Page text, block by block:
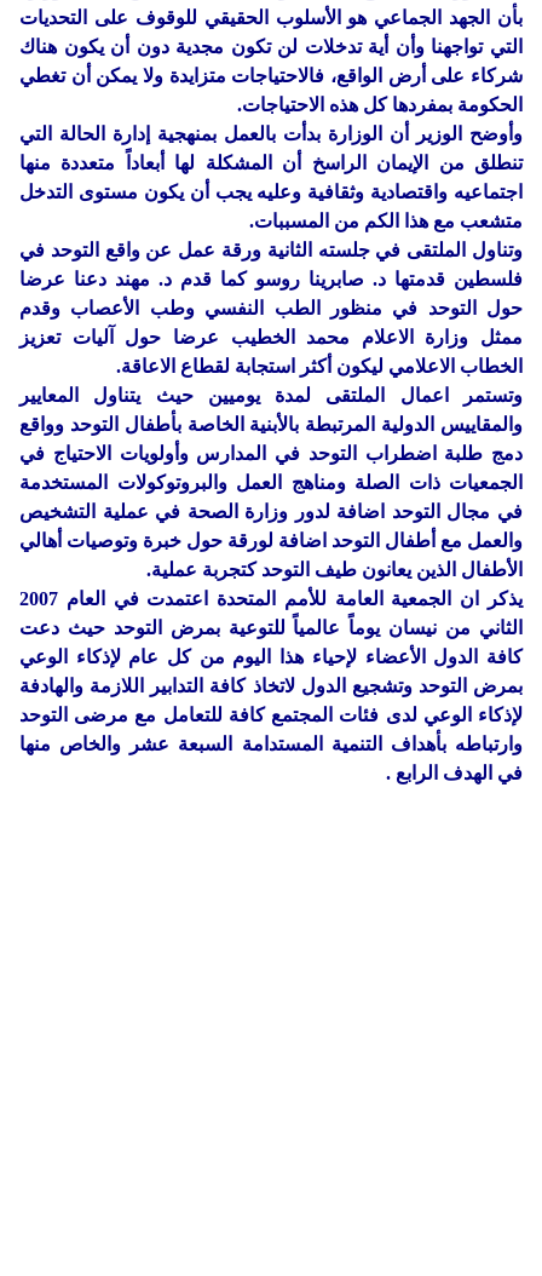
بأن الجهد الجماعي هو الأسلوب الحقيقي للوقوف على التحديات
التي تواجهنا وأن أية تدخلات لن تكون مجدية دون أن يكون هناك
شركاء على أرض الواقع، فالاحتياجات متزايدة ولا يمكن أن تغطي
الحكومة بمفردها كل هذه الاحتياجات.
وأوضح الوزير أن الوزارة بدأت بالعمل بمنهجية إدارة الحالة التي
تنطلق من الإيمان الراسخ أن المشكلة لها أبعاداً متعددة منها
اجتماعيه واقتصادية وثقافية وعليه يجب أن يكون مستوى التدخل
متشعب مع هذا الكم من المسببات.
وتناول الملتقى في جلسته الثانية ورقة عمل عن واقع التوحد في
فلسطين قدمتها د. صابرينا روسو كما قدم د. مهند دعنا عرضا
حول التوحد في منظور الطب النفسي وطب الأعصاب وقدم
ممثل وزارة الاعلام محمد الخطيب عرضا حول آليات تعزيز
الخطاب الاعلامي ليكون أكثر استجابة لقطاع الاعاقة.
وتستمر اعمال الملتقى لمدة يوميين حيث يتناول المعايير
والمقاييس الدولية المرتبطة بالأبنية الخاصة بأطفال التوحد وواقع
دمج طلبة اضطراب التوحد في المدارس وأولويات الاحتياج في
الجمعيات ذات الصلة ومناهج العمل والبروتوكولات المستخدمة
في مجال التوحد اضافة لدور وزارة الصحة في عملية التشخيص
والعمل مع أطفال التوحد اضافة لورقة حول خبرة وتوصيات أهالي
الأطفال الذين يعانون طيف التوحد كتجربة عملية.
يذكر ان الجمعية العامة للأمم المتحدة اعتمدت في العام 2007
الثاني من نيسان يوماً عالمياً للتوعية بمرض التوحد حيث دعت
كافة الدول الأعضاء لإحياء هذا اليوم من كل عام لإذكاء الوعي
بمرض التوحد وتشجيع الدول لاتخاذ كافة التدابير اللازمة والهادفة
لإذكاء الوعي لدى فئات المجتمع كافة للتعامل مع مرضى التوحد
وارتباطه بأهداف التنمية المستدامة السبعة عشر والخاص منها
في الهدف الرابع .